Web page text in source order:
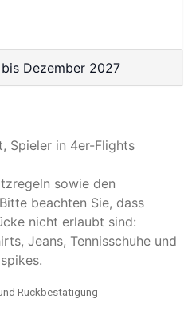
Dezember 2027
Spieler in 4er-Flights
sowie den
beachten Sie, dass
nicht erlaubt sind:
Jeans, Tennisschuhe und
Rückbestätigung